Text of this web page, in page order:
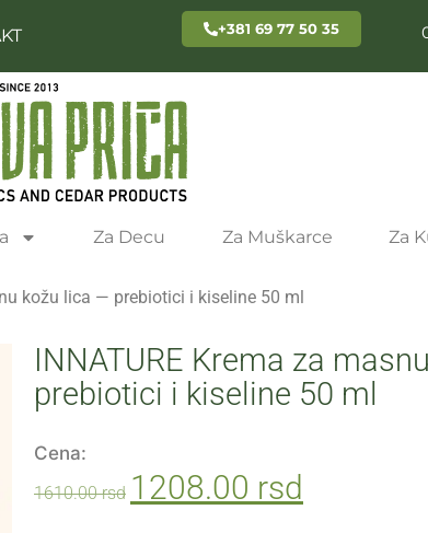
+381 69 77 50 35
Za Decu Za Muškarce Za
kožu lica — prebiotici i kiseline 50 ml
INNATURE Krema za
prebiotici i kiseline 50 ml
Cena:
1610.00rsd 1208.00 rsd